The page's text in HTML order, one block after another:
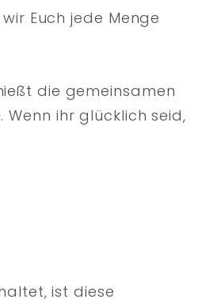
Euch jede Menge
die gemeinsamen
ihr glücklich seid,
ist diese